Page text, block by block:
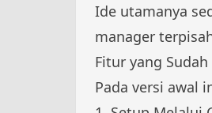
Ide utamanya
manager
Fitur yang Sudah
Pada versi awal